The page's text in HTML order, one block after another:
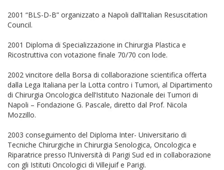
2001 “BLS-D-B” organizzato a Napoli dall’Italian Resuscitation
Council.
2001 Diploma di Specializzazione in Chirurgia Plastica e
Ricostruttiva con votazione finale 70/70 con lode.
2002 vincitore della Borsa di collaborazione scientifica offerta
dalla Lega Italiana per la Lotta contro i Tumori, al Dipartimento
di Chirurgia Oncologica dell’Istituto Nazionale dei Tumori di
Napoli – Fondazione G. Pascale, diretto dal Prof. Nicola
Mozzillo.
2003 conseguimento del Diploma Inter- Universitario di
Tecniche Chirurgiche in Chirurgia Senologica, Oncologica e
Riparatrice presso l’Università di Parigi Sud ed in collaborazione
con gli Istituti Oncologici di Villejuif e Parigi.